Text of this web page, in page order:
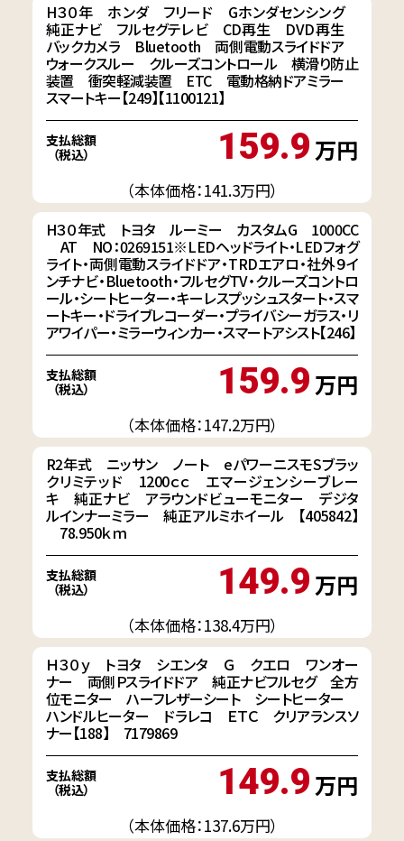
H３０年 ホンダ フリード Gホンダセンシング
純正ナビ フルセグテレビ CD再生 DVD再生
バックカメラ Bluetooth 両側電動スライドドア
ウォークスルー クルーズコントロール 横滑り防止
装置 衝突軽減装置 ETC 電動格納ドアミラー
スマートキー【249】【1100121】
支払総額
（税込）
159.9万円
（本体価格：141.3万円）
H３０年式 トヨタ ルーミー カスタムG 1000CC
AT NO：0269151※LEDヘッドライト・LEDフォグ
ライト・両側電動スライドドア・TRDエアロ・社外９イ
ンチナビ・Bluetooth・フルセグTV・クルーズコントロ
ール・シートヒーター・キーレスプッシュスタート・スマ
ートキー・ドライブレコーダー・プライバシーガラス・リ
アワイパー・ミラーウィンカー・スマートアシスト【246】
支払総額
（税込）
159.9万円
（本体価格：147.2万円）
R2年式 ニッサン ノート eパワーニスモSブラッ
クリミテッド 1200ｃｃ エマージェンシーブレー
キ 純正ナビ アラウンドビューモニター デジタ
ルインナーミラー 純正アルミホイール 【405842】
78.950ｋｍ
支払総額
（税込）
149.9万円
（本体価格：138.4万円）
Ｈ３０ｙ トヨタ シエンタ Ｇ クエロ ワンオー
ナー 両側Ｐスライドドア 純正ナビフルセグ 全方
位モニター ハーフレザーシート シートヒーター
ハンドルヒーター ドラレコ ＥＴＣ クリアランスソ
ナー【188】 7179869
支払総額
（税込）
149.9万円
（本体価格：137.6万円）